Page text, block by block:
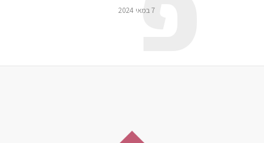
7 במאי 2024